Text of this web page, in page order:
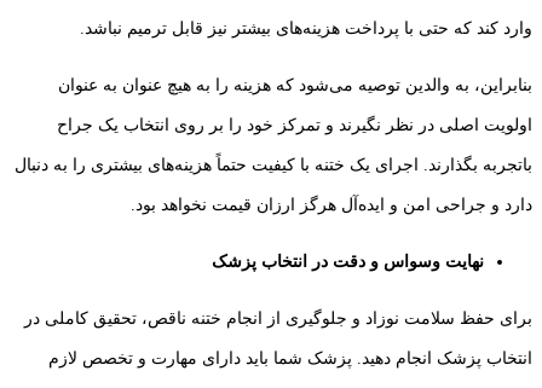
وارد کند که حتی با پرداخت هزینه‌های بیشتر نیز قابل ترمیم نباشد.
بنابراین، به والدین توصیه می‌شود که هزینه را به هیچ عنوان به عنوان
اولویت اصلی در نظر نگیرند و تمرکز خود را بر روی انتخاب یک جراح
باتجربه بگذارند. اجرای یک ختنه با کیفیت حتماً هزینه‌های بیشتری را به دنبال
دارد و جراحی امن و ایده‌آل هرگز ارزان قیمت نخواهد بود.
نهایت وسواس و دقت در انتخاب پزشک
برای حفظ سلامت نوزاد و جلوگیری از انجام ختنه ناقص، تحقیق کاملی در
انتخاب پزشک انجام دهید. پزشک شما باید دارای مهارت و تخصص لازم